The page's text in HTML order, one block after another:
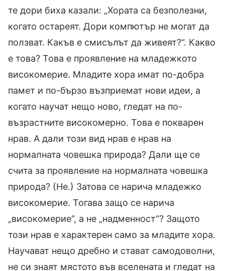
те дори биха казали: „Хората са безполезни,
когато остареят. Дори компютър не могат да
ползват. Какъв е смисълът да живеят?“. Какво
е това? Това е проявление на младежкото
високомерие. Младите хора имат по-добра
памет и по-бързо възприемат нови идеи, а
когато научат нещо ново, гледат на по-
възрастните високомерно. Това е покварен
нрав. А дали този вид нрав е нрав на
нормалната човешка природа? Дали ще се
счита за проявление на нормалната човешка
природа? (Не.) Затова се нарича младежко
високомерие. Тогава защо се нарича
„високомерие“, а не „надменност“? Защото
този нрав е характерен само за младите хора.
Научават нещо дребно и стават самодоволни,
не си знаят мястото във вселената и гледат на